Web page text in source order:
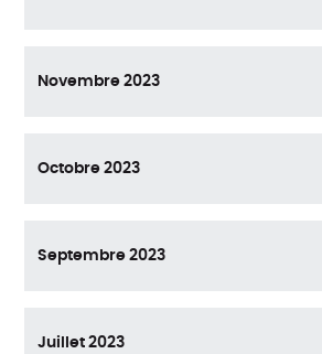
Novembre 2023
Octobre 2023
Septembre 2023
Juillet 2023